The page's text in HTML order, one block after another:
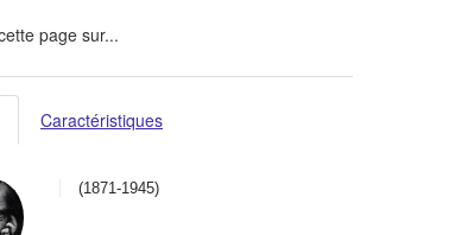
page sur...
Caractéristiques
(1871-1945)